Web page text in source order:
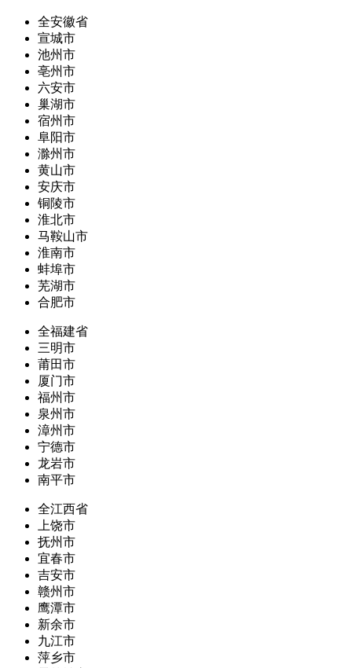
全安徽省
宣城市
池州市
亳州市
六安市
巢湖市
宿州市
阜阳市
滁州市
黄山市
安庆市
铜陵市
淮北市
马鞍山市
淮南市
蚌埠市
芜湖市
合肥市
全福建省
三明市
莆田市
厦门市
福州市
泉州市
漳州市
宁德市
龙岩市
南平市
全江西省
上饶市
抚州市
宜春市
吉安市
赣州市
鹰潭市
新余市
九江市
萍乡市